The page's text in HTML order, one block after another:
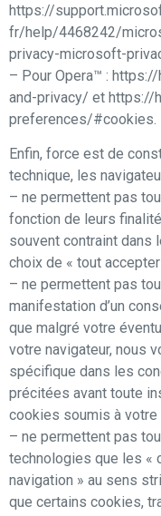
https://
fr/help/4468242/
privacy-microsoft-
– Pour Opera™ :
and-privacy/ et https://
preferences/#cookies.
Enfin, force est de
technique, les
– ne permettent pas
fonction de leurs
souvent contraint dans
choix de « tout
– ne permettent pas
manifestation d’un
que malgré votre
votre navigateur, nous
spécifique dans les
précitées avant toute
cookies soumis à votre
– ne permettent pas
technologies que les «
navigation » au sens
que certains cookies,